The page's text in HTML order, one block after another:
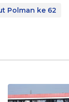
Polman ke 62